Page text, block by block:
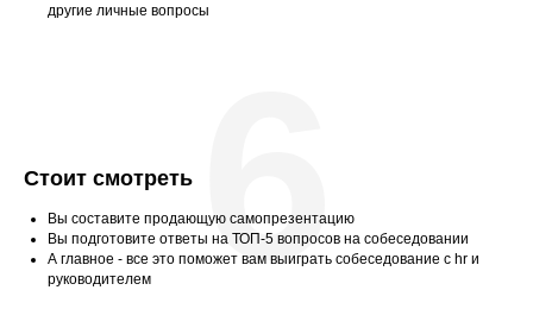
другие личные вопросы
Стоит смотреть
Вы составите продающую самопрезентацию
Вы подготовите ответы на ТОП-5 вопросов на собеседовании
А главное - все это поможет вам выиграть собеседование с hr и
руководителем
6